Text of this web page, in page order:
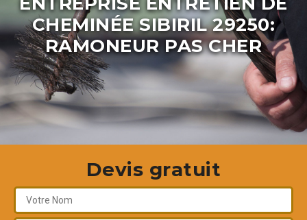
CHEMINÉE SIBIRIL 29250:
RAMONEUR PAS CHER
Devis gratuit